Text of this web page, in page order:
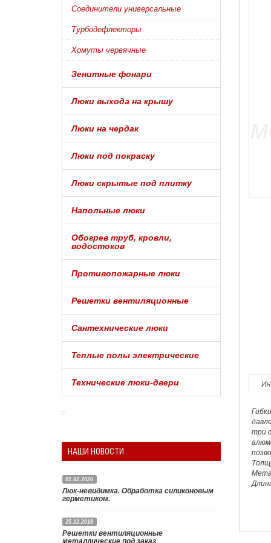
Соединители универсальные
Турбодефлекторы
Хомуты червячные
Зенитные фонари
Люки выхода на крышу
Люки на чердак
Люки под покраску
Люки скрытые под плитку
Напольные люки
Обогрев труб, кровли,
водостоков
Противопожарные люки
Решетки вентиляционные
Сантехнические люки
Теплые полы электрические
Технические люки-двери
НАШИ НОВОСТИ
01.02.2020
Люк-невидимка. Обработка силиконовым
герметиком.
Чтобы люк невидимка под плитку
действительно был полностью незаметен
25.12.2018
Решетки вентиляционные
металлические под заказ
три